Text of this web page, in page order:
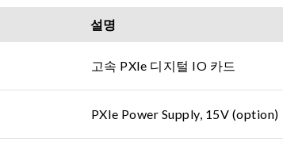
설명
고속 PXIe 디지털 IO 카드
PXIe Power Supply, 15V (option)